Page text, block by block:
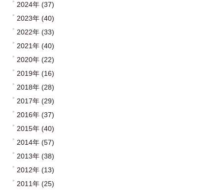
2024年 (37)
2023年 (40)
2022年 (33)
2021年 (40)
2020年 (22)
2019年 (16)
2018年 (28)
2017年 (29)
2016年 (37)
2015年 (40)
2014年 (57)
2013年 (38)
2012年 (13)
2011年 (25)